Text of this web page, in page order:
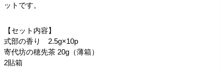
ットです。
【セット内容】
式部の香り 2.5g×10p
寄代坊の穂先茶 20g（薄箱）
2貼箱